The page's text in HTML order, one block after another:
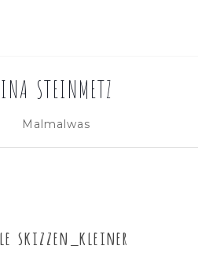
INA STEINMETZ
Malmalwas
skizzen_kleiner